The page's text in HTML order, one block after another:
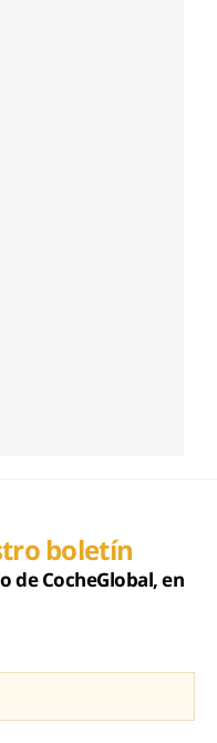
boletín
de CocheGlobal, en